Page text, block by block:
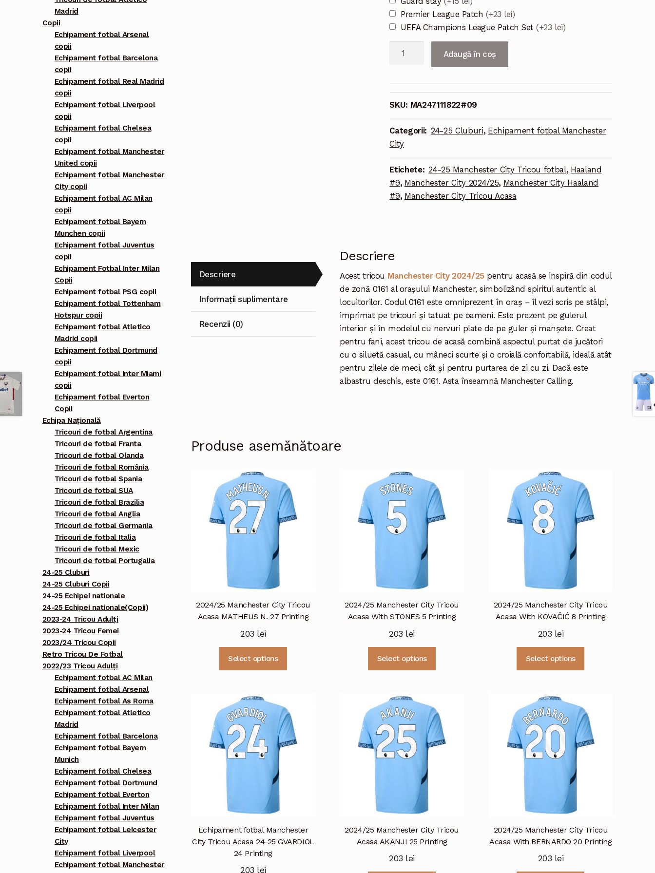
Premier League Patch (+23 lei)
UEFA Champions League Patch Set(+23 lei)
Tricou
Haaland
#9
Adaugă în coș
SKU: MA247111822#09
Categorii: 24-25 Cluburi, Echipament fotbal Manchester
City
Etichete: 24-25 Manchester City Tricou fotbal, Haaland
#9, Manchester City 2024/25, Manchester City Haaland
#9, Manchester City Tricou Acasa
Descriere
Informații suplimentare
Recenzii (0)
Descriere
Acest tricou Manchester City 2024/25pentru acasă se inspiră din codul
de zonă 0161 al orașului Manchester, simbolizând spiritul autentic al
locuitorilor. Codul 0161 este omniprezent în oraș – îl vezi scris pe stâlpi,
imprimat pe tricouri și tatuat pe oameni. Este prezent pe gulerul
interior și în modelul cu nervuri plate de pe guler și manșete. Creat
pentru fani, acest tricou de acasă combină aspectul purtat de jucători
cu o siluetă casual, cu mâneci scurte și o croială confortabilă, ideală atât
pentru zilele de meci, cât și pentru purtarea de zi cu zi. Dacă este
albastru deschis, este 0161. Asta înseamnă Manchester Calling.
Produse asemănătoare
2024/25 Manchester City Tricou
Acasa MATHEUS N. 27 Printing
203 lei
Select options
variații.
Opțiunile
pot
fi
2024/25 Manchester City Tricou
Acasa With STONES 5 Printing
203 lei
Select options
variații.
Opțiunile
pot
fi
2024/25 Manchester City Tricou
Acasa With KOVAČIĆ 8 Printing
203 lei
Select options
variații.
Opțiunile
pot
fi
Echipament fotbal Manchester
City Tricou Acasa 24-25 GVARDIOL
24 Printing
203 lei
2024/25 Manchester City Tricou
Acasa AKANJI 25 Printing
203 lei
2024/25 Manchester City Tricou
Acasa With BERNARDO 20 Printing
203 lei
Madrid
Copii
Echipament fotbal Arsenal
copii
Echipament fotbal Barcelona
copii
Echipament fotbal Real Madrid
copii
Echipament fotbal Liverpool
copii
Echipament fotbal Chelsea
copii
Echipament fotbal Manchester
United copii
Echipament fotbal Manchester
City copii
Echipament fotbal AC Milan
copii
Echipament fotbal Bayern
Munchen copii
Echipament fotbal Juventus
copii
Echipament Fotbal Inter Milan
Copii
Echipament fotbal PSG copii
Echipament fotbal Tottenham
Hotspur copii
Echipament fotbal Atletico
Madrid copii
Echipament fotbal Dortmund
copii
Echipament fotbal Inter Miami
copii
Echipament fotbal Everton
Copii
Echipa Națională
Tricouri de fotbal Argentina
Tricouri de fotbal Franta
Tricouri de fotbal Olanda
Tricouri de fotbal România
Tricouri de fotbal Spania
Tricouri de fotbal SUA
Tricouri de fotbal Brazilia
Tricouri de fotbal Anglia
Tricouri de fotbal Germania
Tricouri de fotbal Italia
Tricouri de fotbal Mexic
Tricouri de fotbal Portugalia
24-25 Cluburi
24-25 Cluburi Copii
24-25 Echipei nationale
24-25 Echipei nationale(Copii)
2023-24 Tricou Adulți
2023-24 Tricou Femei
2023/24 Tricou Copii
Retro Tricou De Fotbal
2022/23 Tricou Adulți
Echipament fotbal AC Milan
Echipament fotbal Arsenal
Echipament fotbal As Roma
Echipament fotbal Atletico
Madrid
Echipament fotbal Barcelona
Echipament fotbal Bayern
Munich
Echipament fotbal Chelsea
Echipament fotbal Dortmund
Echipament fotbal Everton
Echipament fotbal Inter Milan
Echipament fotbal Juventus
Echipament fotbal Leicester
City
Echipament fotbal Liverpool
Echipament fotbal Manchester